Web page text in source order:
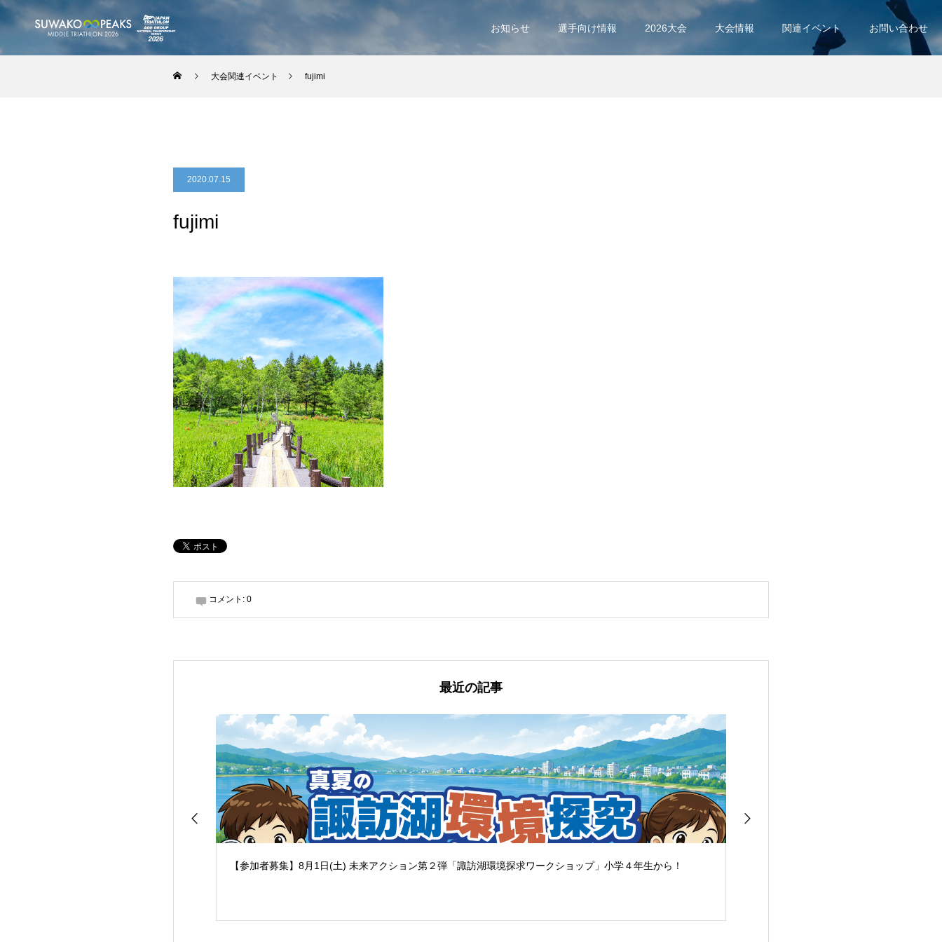
お知らせ 選手向け情報 2026大会 大会情報 関連イベント お問い合わせ
大会関連イベント fujimi
2020.07.15
fujimi
コメント: 0
最近の記事
【参加者募集】8月1日(土) 未来アクション第２弾「諏訪湖環境探求ワークショップ」小学４年生から！